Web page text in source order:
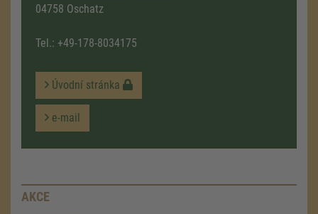
04758 Oschatz
Tel.: +49-178-8034175
Úvodní stránka
e-mail
AKCE